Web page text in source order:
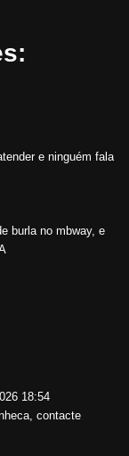
e ninguém fala
burla no mbway, e
18:54
contacte